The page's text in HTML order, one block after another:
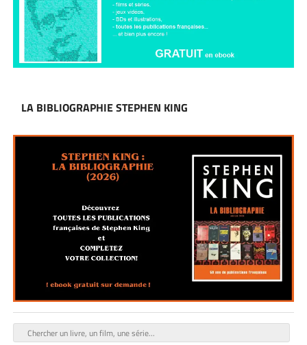
LA BIBLIOGRAPHIE STEPHEN KING